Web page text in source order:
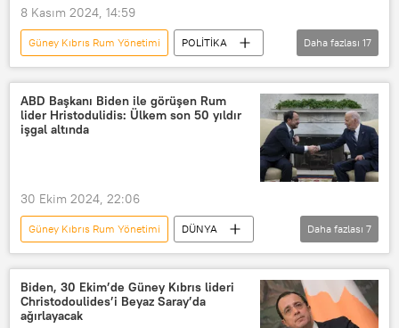
8 Kasım 2024, 14:59
Güney Kıbrıs Rum Yönetimi
POLİTİKA
Yunanistan
Türkiye-Yunanistan İlişkileri
Yunanistan Dışişleri Bakanlığı
Türkiye
Doğu Akdeniz
Kıbrıs
Güney Kıbrıs
Kuzey Kıbrıs
Mülteci
Mülteci krizi
Mülteci anlaşması
Yorgo Gerapetritis
Daha fazlası 17
ABD Başkanı Biden ile görüşen Rum
lider Hristodulidis: Ülkem son 50 yıldır
işgal altında
30 Ekim 2024, 22:06
Güney Kıbrıs Rum Yönetimi
DÜNYA
ABD
Joe Biden
Beyaz Saray
Güney Kıbrıs
Kıbrıs Rum Kesimi
Nikos Hristodulidis
Bill Clinton
Daha fazlası 7
Biden, 30 Ekim’de Güney Kıbrıs lideri
Christodoulides’i Beyaz Saray’da
ağırlayacak